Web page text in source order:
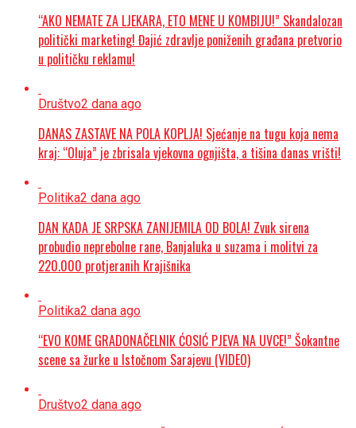
“AKO NEMATE ZA LJEKARA, ETO MENE U KOMBIJU!” Skandalozan
politički marketing! Đajić zdravlje poniženih građana pretvorio
u političku reklamu!
Društvo2 dana ago
DANAS ZASTAVE NA POLA KOPLJA! Sjećanje na tugu koja nema
kraj: “Oluja” je zbrisala vjekovna ognjišta, a tišina danas vrišti!
Politika2 dana ago
DAN KADA JE SRPSKA ZANIJEMILA OD BOLA! Zvuk sirena
probudio neprebolne rane, Banjaluka u suzama i molitvi za
220.000 protjeranih Krajišnika
Politika2 dana ago
“EVO KOME GRADONAČELNIK ĆOSIĆ PJEVA NA UVCE!” Šokantne
scene sa žurke u Istočnom Sarajevu (VIDEO)
Društvo2 dana ago